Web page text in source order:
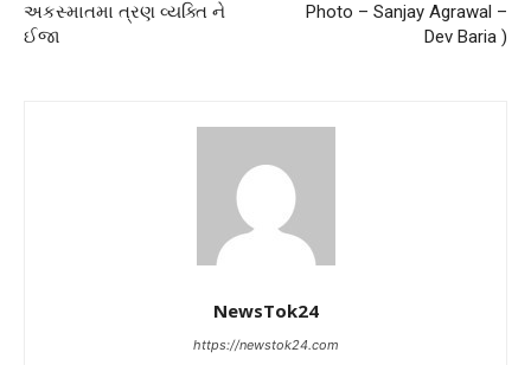
અકસ્માતમા ત્રણ વ્યક્તિ ને
ઈજા
Photo – Sanjay Agrawal –
Dev Baria )
NewsTok24
https://newstok24.com